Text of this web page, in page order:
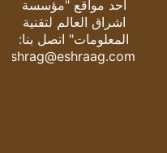
أحد مواقع "مؤسسة
اشراق العالم لتقنية
المعلومات" اتصل بنا:
eshrag@eshraag.com